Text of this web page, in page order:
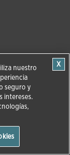
nuestro
seguro y
intereses.